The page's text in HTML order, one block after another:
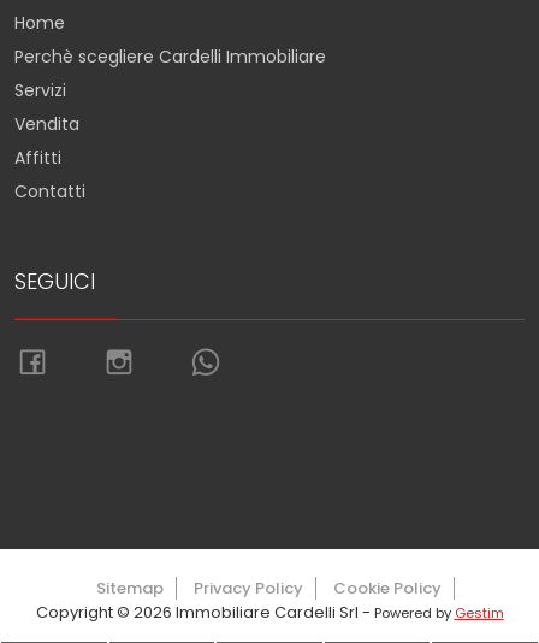
Home
Perchè scegliere Cardelli Immobiliare
Servizi
Vendita
Affitti
Contatti
SEGUICI
Sitemap Privacy Policy
Cookie Policy
Copyright © 2026 Immobiliare Cardelli Srl - Powered by Gestim